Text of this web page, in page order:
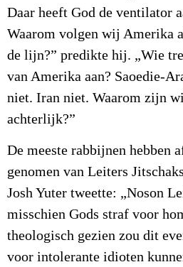
Daar heeft God de ventilator
Waarom volgen wij Amerika
de lijn?” predikte hij. „Wie
van Amerika aan? Saoedie-
niet. Iran niet. Waarom zijn
achterlijk?”
De meeste rabbijnen hebben
genomen van Leiters
Josh Yuter tweette: „Noson
misschien Gods straf voor
theologisch gezien zou dit
voor intolerante idioten